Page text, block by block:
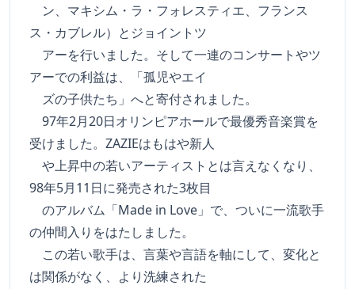
ン、マキシム・ラ・フォレスティエ、フランス
ス・カブレル）とジョイントツ
アーを行いました。そして一連のコンサートやツ
アーでの利益は、「孤児やエイ
ズの子供たち」へと寄付されました。
97年2月20日オリンピアホールで最優秀音楽賞を
受けました。ZAZIEはもはや新人
や上昇中の若いアーティストとは言えなくなり、
98年5月11日に発売された3枚目
のアルバム「Made in Love」で、ついに一流歌手
の仲間入りをはたしました。
この若い歌手は、言葉や言語を軸にして、変化と
は関係がなく、より洗練された